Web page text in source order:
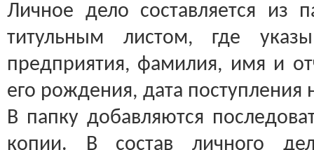
Личное дело составляется из
титульным листом, где
предприятия, фамилия, имя и
его рождения, дата поступления
В папку добавляются
копии. В состав личного